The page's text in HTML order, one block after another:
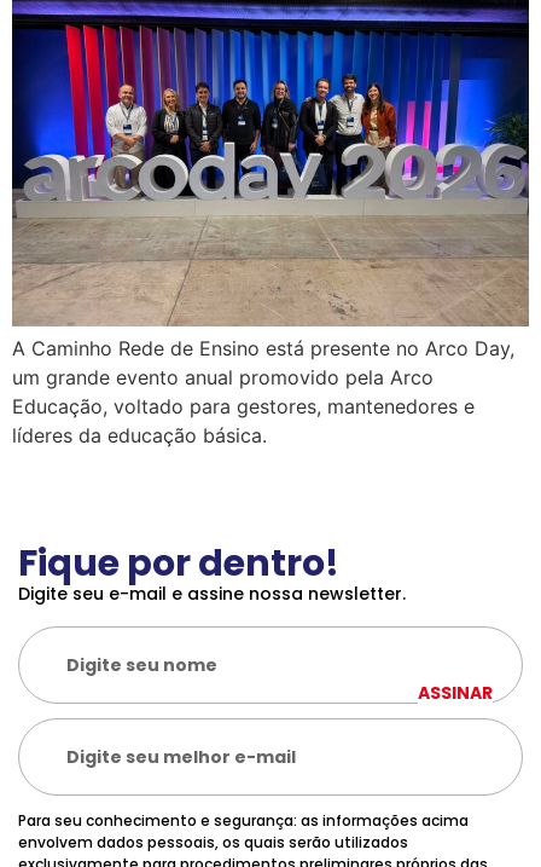
A Caminho Rede de Ensino está presente no Arco Day,
um grande evento anual promovido pela Arco
Educação, voltado para gestores, mantenedores e
líderes da educação básica.
Fique por dentro!
Digite seu e-mail e assine nossa newsletter.
Para seu conhecimento e segurança: as informações acima
envolvem dados pessoais, os quais serão utilizados
ASSINAR